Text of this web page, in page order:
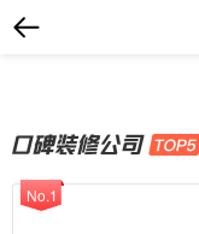
No.1